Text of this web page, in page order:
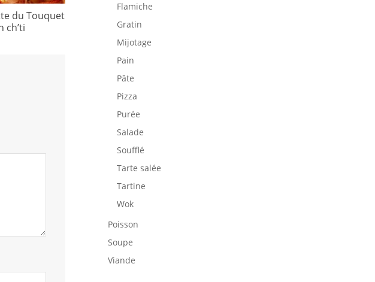
du Touquet
ch’ti
Flamiche
Gratin
Mijotage
Pain
Pâte
Pizza
Purée
Salade
Soufflé
Tarte salée
Tartine
Wok
Poisson
Soupe
Viande